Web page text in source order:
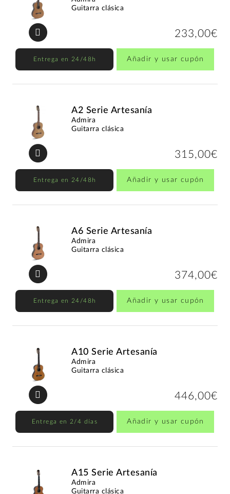
Guitarra clásica
233,00€
Entrega en 24/48h Añadir y usar cupón
A2 Serie Artesanía
Admira
Guitarra clásica
315,00€
Entrega en 24/48h Añadir y usar cupón
A6 Serie Artesanía
Admira
Guitarra clásica
374,00€
Entrega en 24/48h Añadir y usar cupón
A10 Serie Artesanía
Admira
Guitarra clásica
446,00€
Entrega en 2/4 días Añadir y usar cupón
A15 Serie Artesanía
Admira
Guitarra clásica